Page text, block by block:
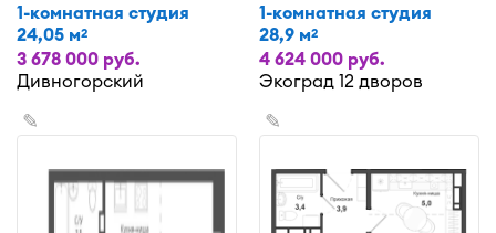
1-комнатная студия
24,05 м2
3 678 000 руб.
Дивногорский
1-комнатная студия
28,9 м2
4 624 000 руб.
Экоград 12 дворов
✎ ✎